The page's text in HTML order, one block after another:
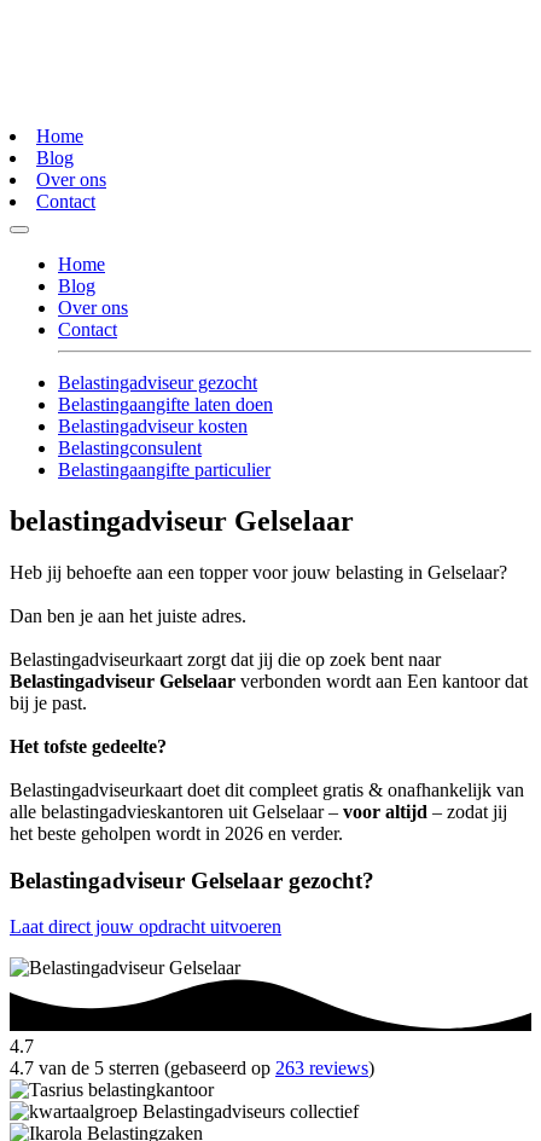
Home
Blog
Over ons
Contact
Home
Blog
Over ons
Contact
Belastingadviseur gezocht
Belastingaangifte laten doen
Belastingadviseur kosten
Belastingconsulent
Belastingaangifte particulier
belastingadviseur Gelselaar
Heb jij behoefte aan een topper voor jouw belasting in Gelselaar?
Dan ben je aan het juiste adres.
Belastingadviseurkaart zorgt dat jij die op zoek bent naar
Belastingadviseur Gelselaar verbonden wordt aan Een kantoor dat
bij je past.
Het tofste gedeelte?
Belastingadviseurkaart doet dit compleet gratis & onafhankelijk van
alle belastingadvieskantoren uit Gelselaar – voor altijd – zodat jij
het beste geholpen wordt in 2026 en verder.
Belastingadviseur Gelselaar gezocht?
Laat direct jouw opdracht uitvoeren
4.7
4.7 van de 5 sterren (gebaseerd op 263 reviews)